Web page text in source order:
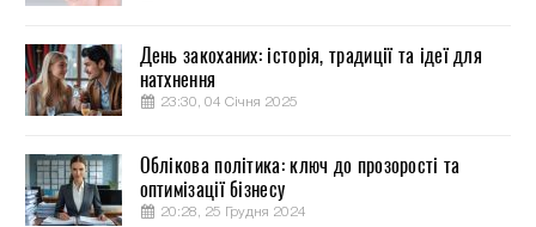
День закоханих: історія, традиції та ідеї для
натхнення
23:30, 04 Січня 2025
Облікова політика: ключ до прозорості та
оптимізації бізнесу
20:28, 25 Грудня 2024